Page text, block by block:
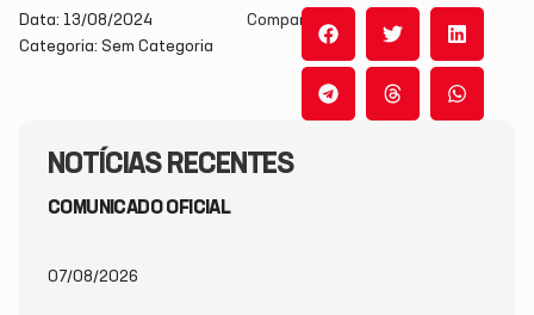
NOTÍCIAS RECENTES
COMUNICADO OFICIAL
07/08/2026
Data: 13/08/2024
Categoria: Sem Categoria
Compartilhe: